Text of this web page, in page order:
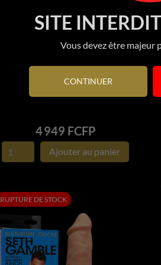
SITE
Vous devez être majeur
CONTINUER
APERÇU RAPIDE
Prix
4 949 FCFP
Ajouter au panier
RUPTURE DE STOCK